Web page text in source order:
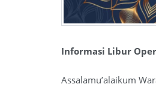
Informasi Libur
Assalamu’alaikum